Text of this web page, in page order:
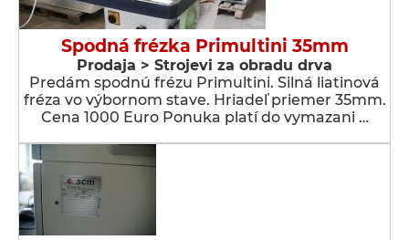
Spodná frézka Primultini 35mm
Prodaja > Strojevi za obradu drva
Predám spodnú frézu Primultini. Silná liatinová
fréza vo výbornom stave. Hriadeľ priemer 35mm.
Cena 1000 Euro Ponuka platí do vymazani …